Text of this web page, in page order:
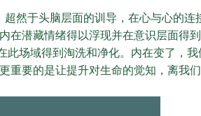
然于头脑层面的训导，在心与心的连
在潜藏情绪得以浮现并在意识层面得
场域得到淘洗和净化。内在变了，
重要的是让提升对生命的觉知，离我